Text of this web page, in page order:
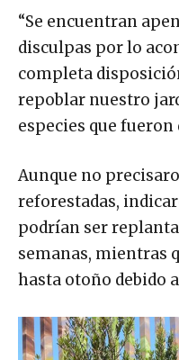
“Se encuentran
disculpas por lo
completa
repoblar nuestro
especies que fueron
Aunque no
reforestadas,
podrían ser
semanas, mientras
hasta otoño debido